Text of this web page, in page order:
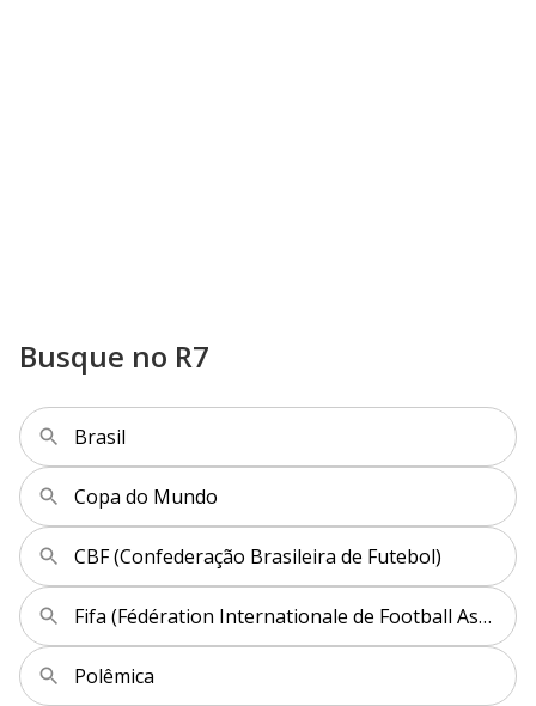
Busque no R7
Brasil
Copa do Mundo
CBF (Confederação Brasileira de Futebol)
Fifa (Fédération Internationale de Football Association)
Polêmica